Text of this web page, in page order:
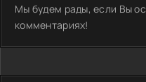
Мы будем рады, если Вы
комментариях!